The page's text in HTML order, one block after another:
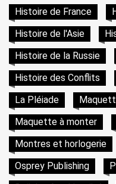
Histoire de France
Histoire de l'Asie
Histoire de la Russie
Histoire des Conflits
La Pléiade
Maquette à monter
Montres et horlogerie
Osprey Publishing